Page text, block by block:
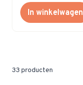
In winkelwagen
33 producten